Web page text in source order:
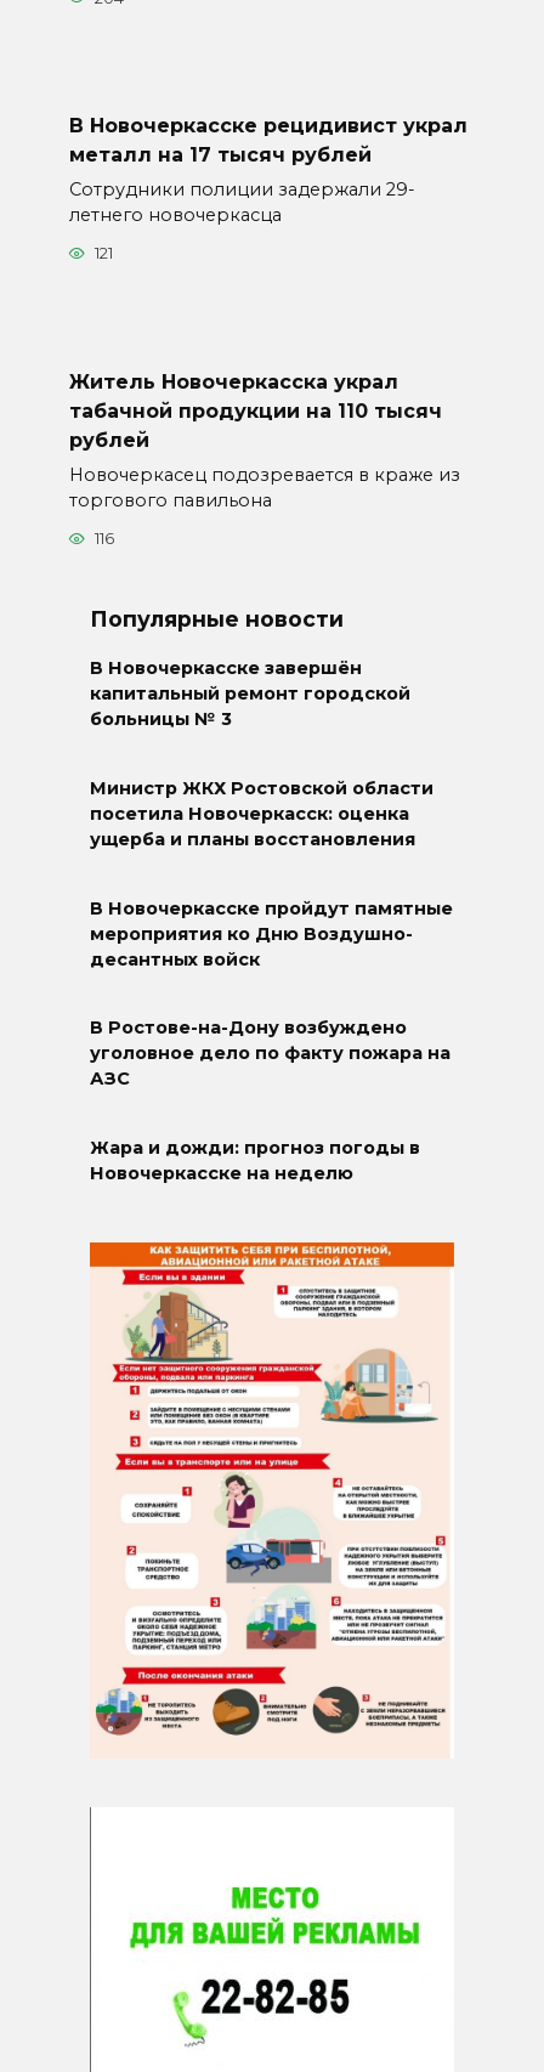
В Новочеркасске рецидивист украл
металл на 17 тысяч рублей
Сотрудники полиции задержали 29-
летнего новочеркасца
121
Житель Новочеркасска украл
табачной продукции на 110 тысяч
рублей
Новочеркасец подозревается в краже из
торгового павильона
116
Популярные новости
В Новочеркасске завершён
капитальный ремонт городской
больницы № 3
Министр ЖКХ Ростовской области
посетила Новочеркасск: оценка
ущерба и планы восстановления
В Новочеркасске пройдут памятные
мероприятия ко Дню Воздушно-
десантных войск
В Ростове-на-Дону возбуждено
уголовное дело по факту пожара на
АЗС
Жара и дожди: прогноз погоды в
Новочеркасске на неделю